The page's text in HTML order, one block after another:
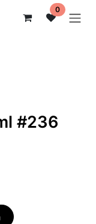
0
#236